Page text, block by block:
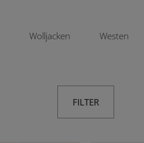
Wolljacken Westen
FILTER